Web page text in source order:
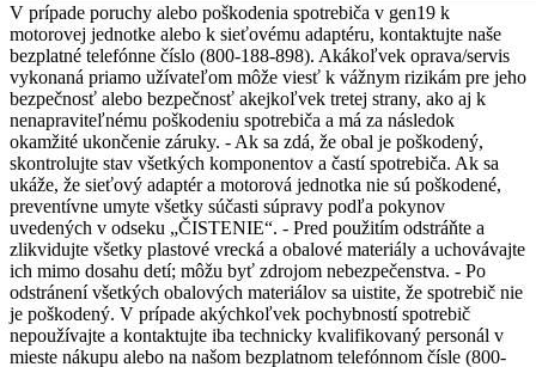
V prípade poruchy alebo poškodenia spotrebiča v gen19 k
motorovej jednotke alebo k sieťovému adaptéru, kontaktujte naše
bezplatné telefónne číslo (800-188-898). Akákoľvek oprava/servis
vykonaná priamo užívateľom môže viesť k vážnym rizikám pre jeho
bezpečnosť alebo bezpečnosť akejkoľvek tretej strany, ako aj k
nenapraviteľnému poškodeniu spotrebiča a má za následok
okamžité ukončenie záruky. - Ak sa zdá, že obal je poškodený,
skontrolujte stav všetkých komponentov a častí spotrebiča. Ak sa
ukáže, že sieťový adaptér a motorová jednotka nie sú poškodené,
preventívne umyte všetky súčasti súpravy podľa pokynov
uvedených v odseku „ČISTENIE“. - Pred použitím odstráňte a
zlikvidujte všetky plastové vrecká a obalové materiály a uchovávajte
ich mimo dosahu detí; môžu byť zdrojom nebezpečenstva. - Po
odstránení všetkých obalových materiálov sa uistite, že spotrebič nie
je poškodený. V prípade akýchkoľvek pochybností spotrebič
nepoužívajte a kontaktujte iba technicky kvalifikovaný personál v
mieste nákupu alebo na našom bezplatnom telefónnom čísle (800-